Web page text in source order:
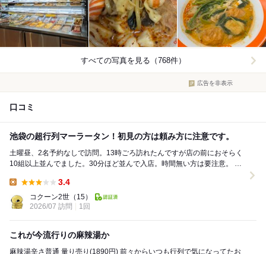
すべての写真を見る（768件）
広告を非表示
口コミ
池袋の超行列マーラータン！初見の方は頼み方に注意です。
土曜昼、2名予約なしで訪問。13時ごろ訪れたんですが店の前におそらく
10組以上並んでました。30分ほど並んで入店。時間無い方は要注意。 少
3.4
コクーン2世 （15）
2026/07 訪問
1回
これが今流行りの麻辣湯か
麻辣湯辛さ普通 量り売り(1890円) 前々からいつも行列で気になってたお